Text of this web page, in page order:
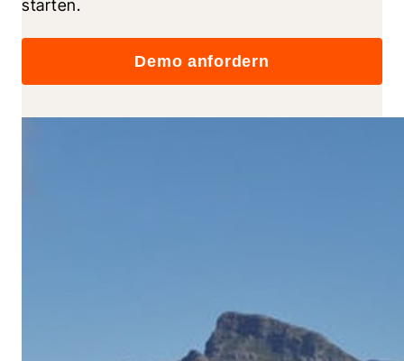
starten.
Demo anfordern